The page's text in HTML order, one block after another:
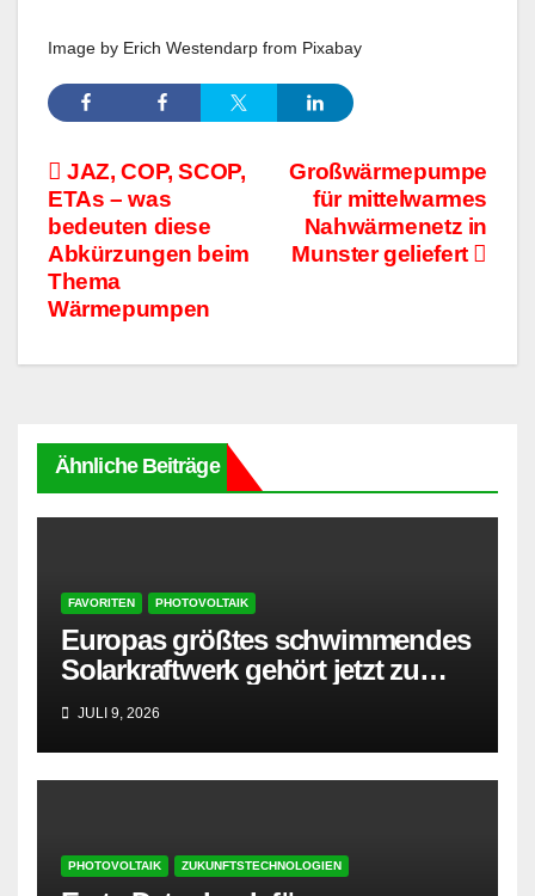
Image by Erich Westendarp from Pixabay
BeitragsnavigationGroßwärmepumpe
für mittelwarmes
Nahwärmenetz in
Munster geliefert
JAZ, COP, SCOP,
ETAs – was
bedeuten diese
Abkürzungen beim
Thema
Wärmepumpen
Ähnliche Beiträge
FAVORITEN PHOTOVOLTAIK
Europas größtes schwimmendes
Solarkraftwerk gehört jetzt zu
AMPYR
JULI 9, 2026
PHOTOVOLTAIK ZUKUNFTSTECHNOLOGIEN